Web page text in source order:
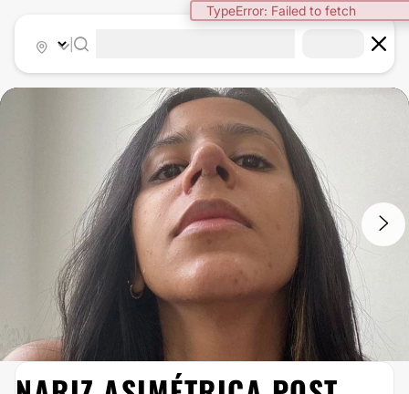
TypeError: Failed to fetch
RINOPLASTIA